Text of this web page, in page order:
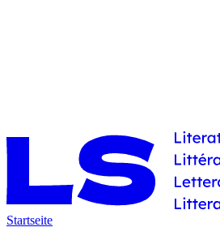
Startseite